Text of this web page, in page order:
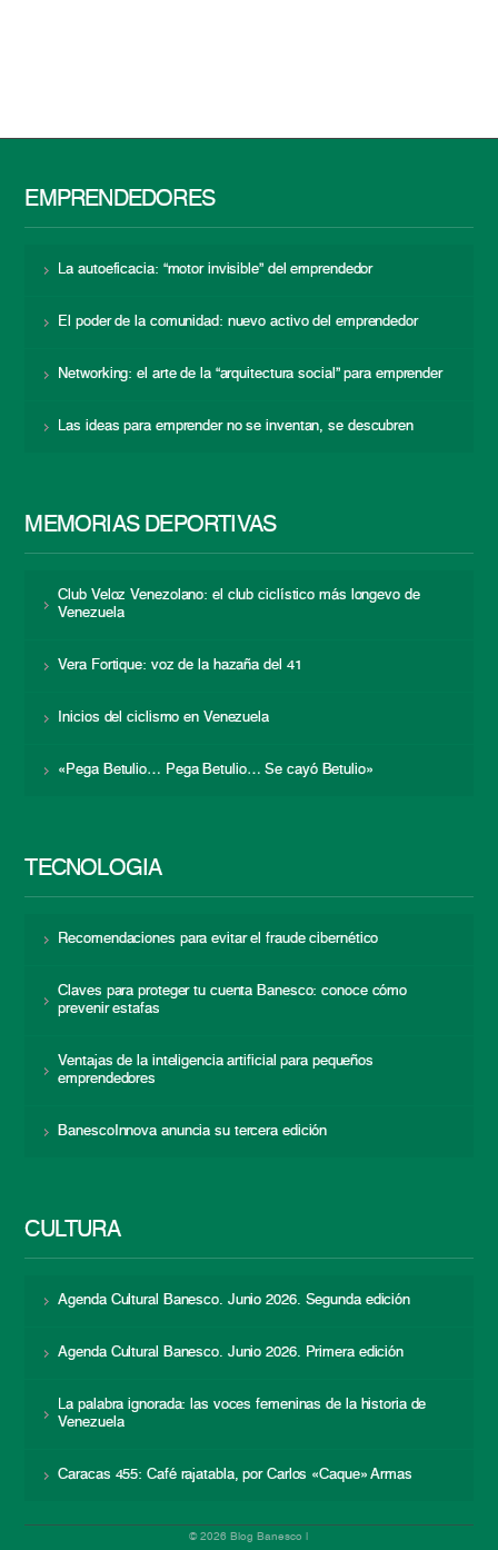
EMPRENDEDORES
La autoeficacia: “motor invisible” del emprendedor
El poder de la comunidad: nuevo activo del emprendedor
Networking: el arte de la “arquitectura social” para emprender
Las ideas para emprender no se inventan, se descubren
MEMORIAS DEPORTIVAS
Club Veloz Venezolano: el club ciclístico más longevo de
Venezuela
Vera Fortique: voz de la hazaña del 41
Inicios del ciclismo en Venezuela
«Pega Betulio… Pega Betulio… Se cayó Betulio»
TECNOLOGÍA
Recomendaciones para evitar el fraude cibernético
Claves para proteger tu cuenta Banesco: conoce cómo
prevenir estafas
Ventajas de la inteligencia artificial para pequeños
emprendedores
BanescoInnova anuncia su tercera edición
CULTURA
Agenda Cultural Banesco. Junio 2026. Segunda edición
Agenda Cultural Banesco. Junio 2026. Primera edición
La palabra ignorada: las voces femeninas de la historia de
Venezuela
Caracas 455: Café rajatabla, por Carlos «Caque» Armas
© 2026 Blog Banesco |